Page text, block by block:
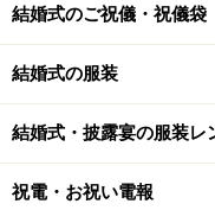
１万円札２枚＋
れないように。
結婚式に夫婦
思い切って和装
結婚式のご祝儀・祝儀袋
結婚式の服装
結婚式・披露宴の服装レ
祝電・お祝い電報